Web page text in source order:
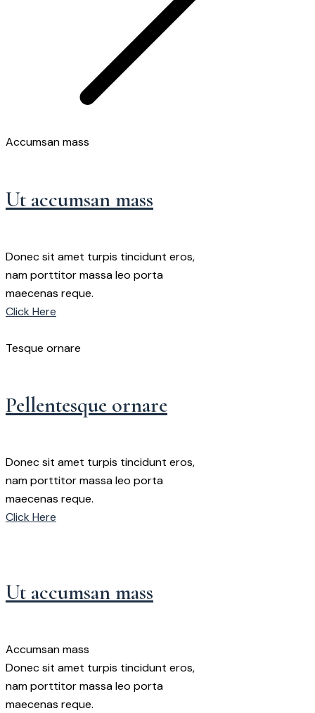
Accumsan mass
Ut accumsan mass
Donec sit amet turpis tincidunt eros,
nam porttitor massa leo porta
maecenas reque.
Click Here
Tesque ornare
Pellentesque ornare
Donec sit amet turpis tincidunt eros,
nam porttitor massa leo porta
maecenas reque.
Click Here
Ut accumsan mass
Accumsan mass
Donec sit amet turpis tincidunt eros,
nam porttitor massa leo porta
maecenas reque.